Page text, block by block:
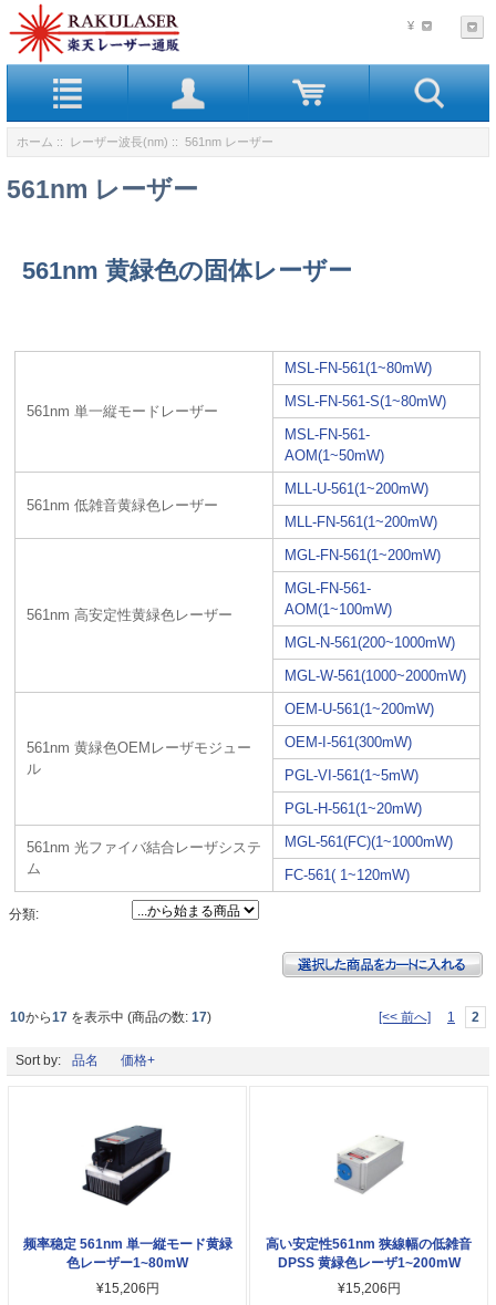
¥
ホーム :: レーザー波長(nm) :: 561nm レーザー
561nm レーザー
561nm 黄緑色の固体レーザー
561nm 単一縦モードレーザー
MSL-FN-561(1~80mW)
MSL-FN-561-S(1~80mW)
MSL-FN-561-
AOM(1~50mW)
561nm 低雑音黄緑色レーザー
MLL-U-561(1~200mW)
MLL-FN-561(1~200mW)
561nm 高安定性黄緑色レーザー
MGL-FN-561(1~200mW)
MGL-FN-561-
AOM(1~100mW)
MGL-N-561(200~1000mW)
MGL-W-561(1000~2000mW)
561nm 黄緑色OEMレーザモジュー
ル
OEM-U-561(1~200mW)
OEM-I-561(300mW)
PGL-VI-561(1~5mW)
PGL-H-561(1~20mW)
561nm 光ファイバ結合レーザシステ
ム
MGL-561(FC)(1~1000mW)
FC-561( 1~120mW)
分類:
10から17 を表示中 (商品の数: 17) [<< 前へ] 1 2
Sort by: 品名 価格+
频率稳定 561nm 単一縦モード黄緑
色レーザー1~80mW
¥15,206円
高い安定性561nm 狭線幅の低雑音
DPSS 黄緑色レーザ1~200mW
¥15,206円